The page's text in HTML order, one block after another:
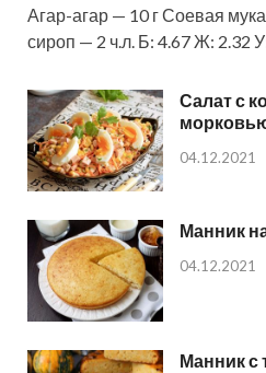
Агар-агар — 10 г Соевая
сироп — 2 ч.л. Б: 4.67 Ж: 2.32 У:
Салат с
04.12.2021
Манник
04.12.2021
Манник с